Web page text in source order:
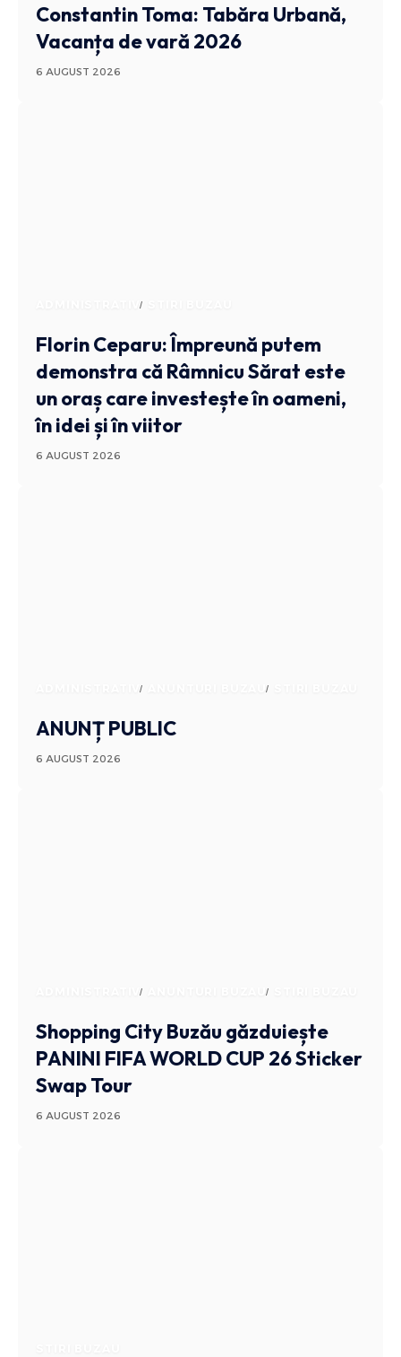
Constantin Toma: Tabăra Urbană,
Vacanța de vară 2026
6 AUGUST 2026
ADMINISTRATIV
Florin Ceparu: Împreună putem
demonstra că Râmnicu Sărat este
un oraș care investește în oameni,
în idei și în viitor
6 AUGUST 2026
ADMINISTRATIV ANUNTURI BUZAU
ANUNȚ PUBLIC
6 AUGUST 2026
ADMINISTRATIV ANUNTURI BUZAU
Shopping City Buzău găzduiește
PANINI FIFA WORLD CUP 26 Sticker
Swap Tour
6 AUGUST 2026